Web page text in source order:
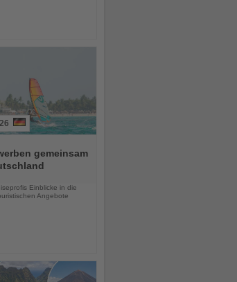
gemeinsam
Einblicke in die
Angebote